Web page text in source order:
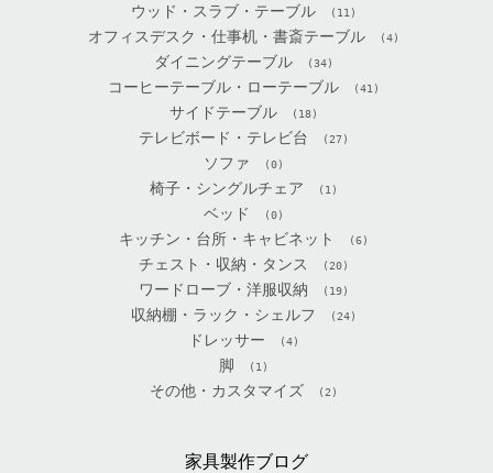
ウッド・スラブ・テーブル (11)
オフィスデスク・仕事机・書斎テーブル (4)
ダイニングテーブル (34)
コーヒーテーブル・ローテーブル (41)
サイドテーブル (18)
テレビボード・テレビ台 (27)
ソファ (0)
椅子・シングルチェア (1)
ベッド (0)
キッチン・台所・キャビネット (6)
チェスト・収納・タンス (20)
ワードローブ・洋服収納 (19)
収納棚・ラック・シェルフ (24)
ドレッサー (4)
脚 (1)
その他・カスタマイズ (2)
家具製作ブログ